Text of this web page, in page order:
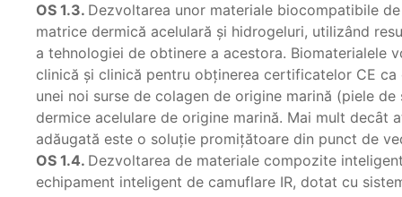
OS 1.3. Dezvoltarea unor materiale biocompatibile
matrice dermică acelulară şi hidrogeluri, utilizând
a tehnologiei de obtinere a acestora.
clinică şi clinică pentru obţinerea certificatelor CE
unei noi surse de colagen de origine marină (piele
dermice acelulare de origine marină. Mai mult
adăugată este o soluție promițătoare din punct de
OS 1.4. Dezvoltarea de materiale compozite
echipament inteligent de camuflare IR, dotat cu